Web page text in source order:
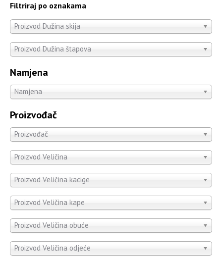
Filtriraj po oznakama
Proizvod Dužina skija
Proizvod Dužina štapova
Namjena
Namjena
Proizvođač
Proizvođač
Proizvod Veličina
Proizvod Veličina kacige
Proizvod Veličina kape
Proizvod Veličina obuće
Proizvod Veličina odjeće